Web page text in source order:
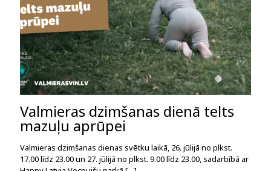
Valmieras dzimšanas dienā telts
mazuļu aprūpei
Valmieras dzimšanas dienas svētku laikā, 26. jūlijā no plkst.
17.00 līdz 23.00 un 27. jūlijā no plkst. 9.00 līdz 23.00, sadarbībā ar